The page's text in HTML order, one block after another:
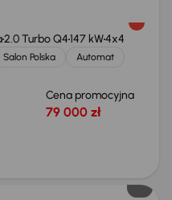
2.0 Turbo Q4147 kW4x4
Salon Polska
Automat
Cena promocyjna
79 000 zł